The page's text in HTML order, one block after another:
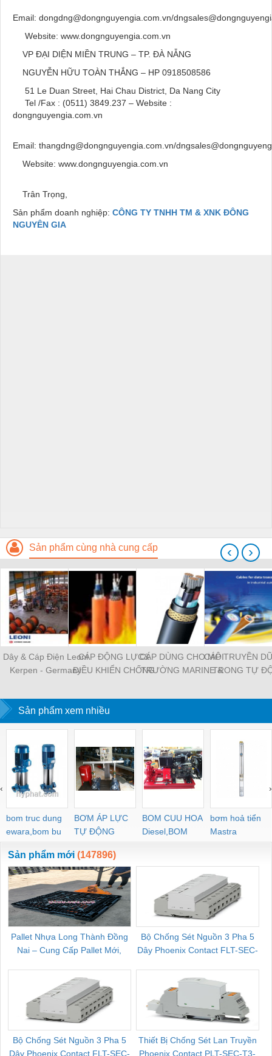
Email: dongdng@dongnguyengia.com.vn/
Website: www.dongnguyengia.com.vn
VP ĐẠI DIỆN MIỀN TRUNG – TP. ĐÀ NẴNG
NGUYỄN HỮU TOÀN THẮNG – HP 0918508586
51 Le Duan Street, Hai Chau District, Da Nang City
Tel /Fax : (0511) 3849.237 – Website :
dongnguyengia.com.vn
Email: thangdng@dongnguyengia.com.vn/
Website: www.dongnguyengia.com.vn
Trân Trọng,
Sản phẩm doanh nghiệp: CÔNG TY TNHH TM & XNK ĐÔNG
NGUYÊN GIA
Sản phẩm cùng nhà cung cấp
Dây & Cáp Điện Leoni
Kerpen - Germany
CÁP ĐỘNG LỰC&
ĐIỀU KHIỂN CHỐNG
CÁP DÙNG CHO MÔI
TRƯỜNG MARINE &
CÁP TRUYỀN
TRONG TỰ
‹ ›
Sản phẩm xem nhiều
bom truc dung
ewara,bom bu
ewara
BƠM ÁP LỰC
TỰ ĐỘNG
BOM CUU HOA
Diesel,BOM
CHUA CHAY
bơm hoả tiển
Mastra
‹ ›
Sản phẩm mới (147896)
Pallet Nhựa Long Thành Đồng
Nai – Cung Cấp Pallet Mới,
Bộ Chống Sét Nguồn 3 Pha 5
Dây Phoenix Contact FLT-SEC-
Bộ Chống Sét Nguồn 3 Pha 5
Dây Phoenix Contact FLT-SEC-
Thiết Bị Chống Sét Lan Truyền
Phoenix Contact PLT-SEC-T3-